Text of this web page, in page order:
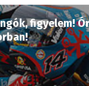
figyelem!